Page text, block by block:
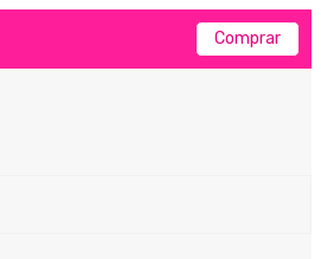
Comprar